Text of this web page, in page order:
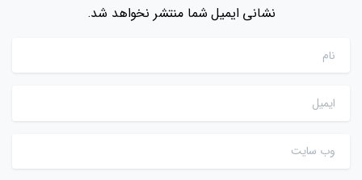
نشانی ایمیل شما منتشر نخواهد شد.
ایمیل
وب سایت